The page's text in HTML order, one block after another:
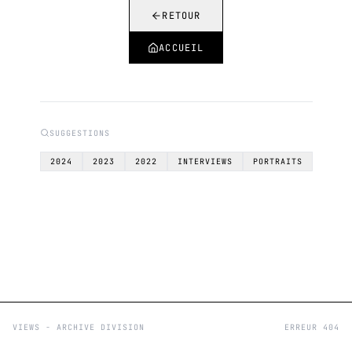
RETOUR
ACCUEIL
SUGGESTIONS
2024 2023 2022 INTERVIEWS PORTRAITS
VIEWS - ARCHIVE DIVISION ERREUR 404